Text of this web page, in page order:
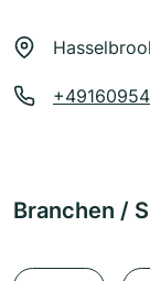
Branchen /